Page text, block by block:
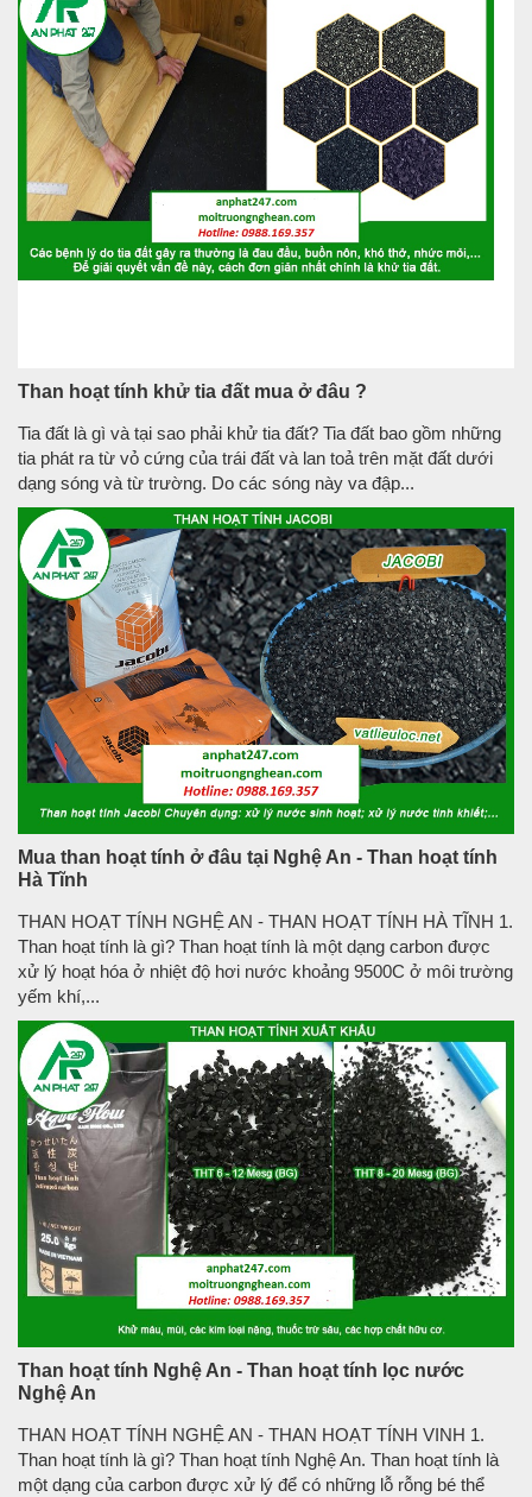
Than hoạt tính khử tia đất mua ở đâu ?
Tia đất là gì và tại sao phải khử tia đất? Tia đất bao gồm những
tia phát ra từ vỏ cứng của trái đất và lan toả trên mặt đất dưới
dạng sóng và từ trường. Do các sóng này va đập...
Mua than hoạt tính ở đâu tại Nghệ An - Than hoạt tính
Hà Tĩnh
THAN HOẠT TÍNH NGHỆ AN - THAN HOẠT TÍNH HÀ TĨNH 1.
Than hoạt tính là gì? Than hoạt tính là một dạng carbon được
xử lý hoạt hóa ở nhiệt độ hơi nước khoảng 9500C ở môi trường
yếm khí,...
Than hoạt tính Nghệ An - Than hoạt tính lọc nước
Nghệ An
THAN HOẠT TÍNH NGHỆ AN - THAN HOẠT TÍNH VINH 1.
Than hoạt tính là gì? Than hoạt tính Nghệ An. Than hoạt tính là
một dạng của carbon được xử lý để có những lỗ rỗng bé thể